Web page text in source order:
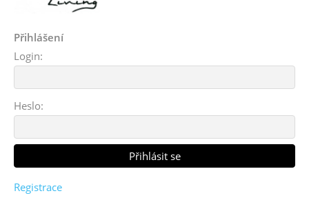
Přihlášení
Login:
Heslo:
Registrace